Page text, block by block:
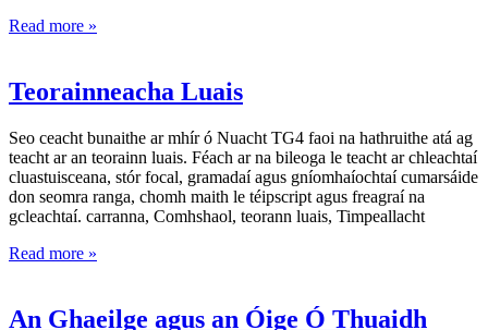
Read more »
Teorainneacha Luais
Seo ceacht bunaithe ar mhír ó Nuacht TG4 faoi na hathruithe atá ag
teacht ar an teorainn luais. Féach ar na bileoga le teacht ar chleachtaí
cluastuisceana, stór focal, gramadaí agus gníomhaíochtaí cumarsáide
don seomra ranga, chomh maith le téipscript agus freagraí na
gcleachtaí. carranna, Comhshaol, teorann luais, Timpeallacht
Read more »
An Ghaeilge agus an Óige Ó Thuaidh